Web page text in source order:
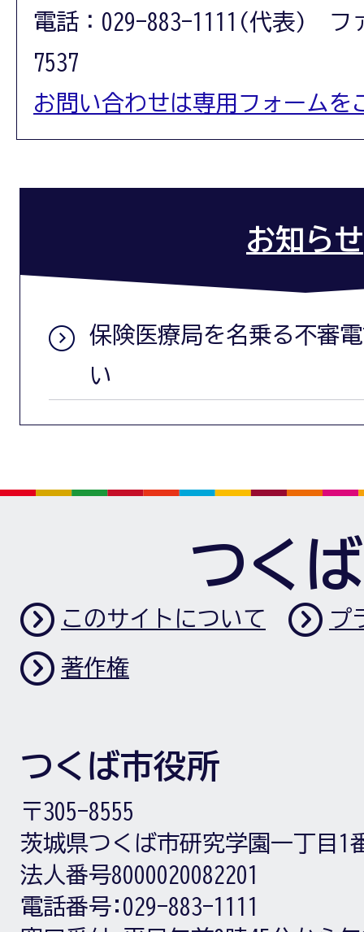
電話：029-883-1111(代表) フ
7537
お問い合わせは専用フォームを
お知らせ
保険医療局を名乗る不審
い
つく
このサイトについて プ
著作権
つくば市役所
〒305-8555
茨城県つくば市研究学園一丁目1
法人番号8000020082201
電話番号: 029-883-1111